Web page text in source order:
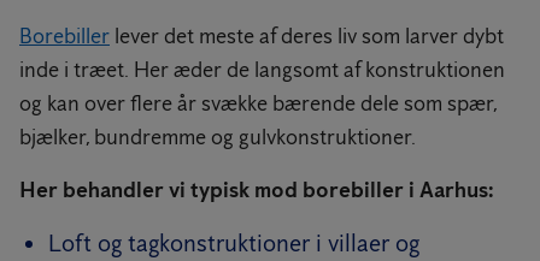
Borebiller lever det meste af deres liv som larver dybt
inde i træet. Her æder de langsomt af konstruktionen
og kan over flere år svække bærende dele som spær,
bjælker, bundremme og gulvkonstruktioner.
Her behandler vi typisk mod borebiller i Aarhus:
Loft og tagkonstruktioner i villaer og